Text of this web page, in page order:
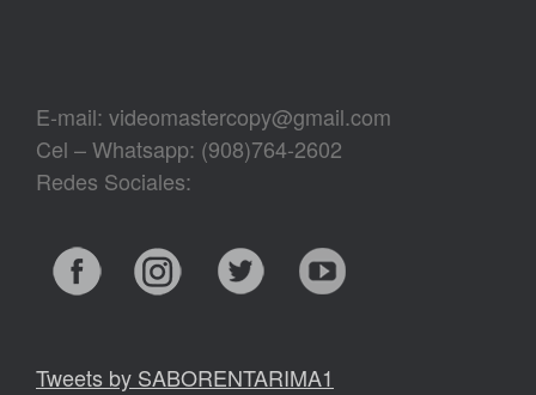
E-mail: videomastercopy@gmail.com
Cel – Whatsapp: (908)764-2602
Redes Sociales:
Tweets by SABORENTARIMA1